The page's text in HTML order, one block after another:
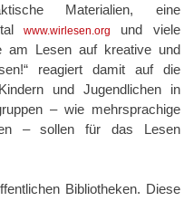
Materialien, eine
www.wirlesen.org
und viele
am Lesen auf kreative und
reagiert damit auf die
und Jugendlichen in
– wie mehrsprachige
– sollen für das Lesen
Bibliotheken. Diese